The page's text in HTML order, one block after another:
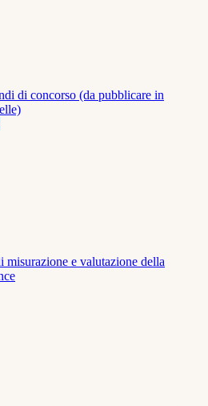
di concorso (da pubblicare in
misurazione e valutazione della